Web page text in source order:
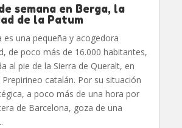
semana en Berga, la
de la Patum
es una pequeña y acogedora
de poco más de 16.000 habitantes,
al pie de la Sierra de Queralt, en
catalán. Por su situación
a poco más de una hora por
de Barcelona, goza de una